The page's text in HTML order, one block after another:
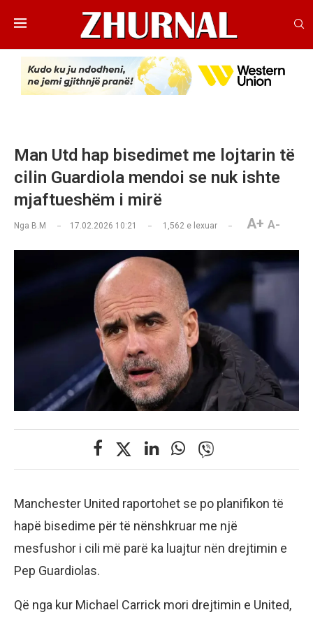
Man Utd hap bisedimet me lojtarin të
cilin Guardiola mendoi se nuk ishte
mjaftueshëm i mirë
Nga B.M 17.02.2026 10:21 1,562 e lexuar A+ A-
Manchester United raportohet se po planifikon të
hapë bisedime për të nënshkruar me një
mesfushor i cili më parë ka luajtur nën drejtimin e
Pep Guardiolas.
Që nga kur Michael Carrick mori drejtimin e United,